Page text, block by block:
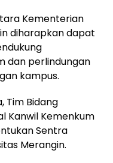
Kementerian
diharapkan dapat
dan perlindungan
kampus.
Tim Bidang
Kanwil Kemenkum
Sentra
Merangin.